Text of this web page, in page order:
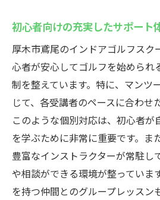
初心者向けの充実したサポート
厚木市鳶尾のインドアゴルフスク
心者が安心してゴルフを始められ
制を整えています。特に、マンツ
じて、各受講者のペースに合わせ
このような個別対応は、初心者が
を学ぶために非常に重要です。ま
豊富なインストラクターが常駐し
や相談ができる環境が整っていま
を持つ仲間とのグループレッスン